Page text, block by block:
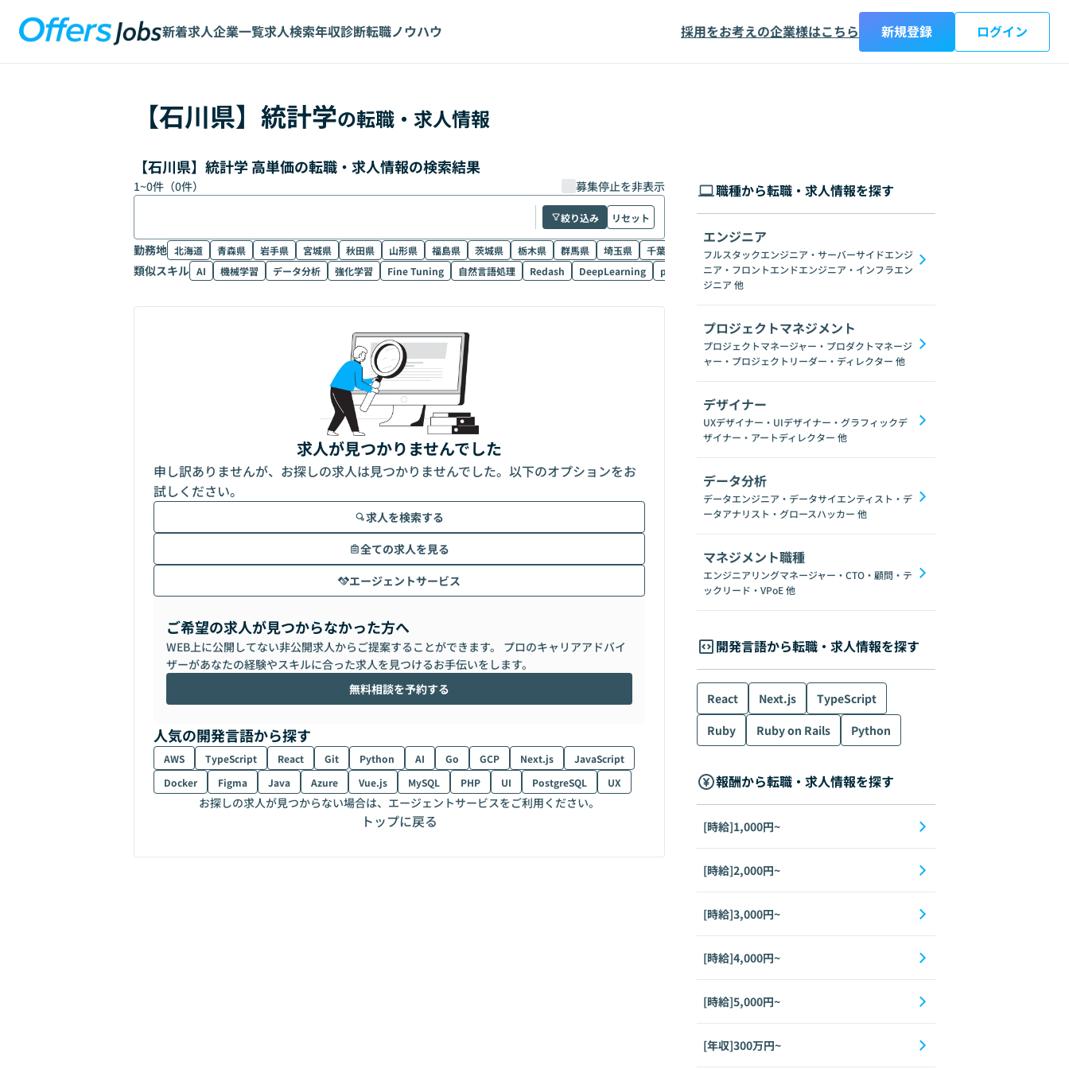
新着求人企業一覧求人検索年収診断転職ノウハウ 採用をお考えの企業様はこちら 新規登録 ログイン
【石川県】 統計学の転職・求人情報
【石川県】統計学 高単価の転職・求人情報の検索結果
1~0件（0件） 募集停止を非表示
絞り込み リセット
勤務地 北海道 青森県 岩手県 宮城県 秋田県 山形県 福島県 茨城県 栃木県 群馬県 埼玉県 千葉県 東京都 神奈川県 新潟県 富山県 石川県
類似スキル AI 機械学習 データ分析 強化学習 Fine Tuning 自然言語処理 Redash DeepLearning pandas 画像処理 統計学 NumPy TensorFlow
求人が見つかりませんでした
申し訳ありませんが、お探しの求人は見つかりませんでした。以下のオプションをお
試しください。
求人を検索する
全ての求人を見る
エージェントサービス
ご希望の求人が見つからなかった方へ
WEB上に公開してない非公開求人からご提案することができます。 プロのキャリアアドバイ
ザーがあなたの経験やスキルに合った求人を見つけるお手伝いをします。
無料相談を予約する
人気の開発言語から探す
AWS TypeScript React Git Python AI Go GCP Next.js
JavaScript
Docker
Figma Java Azure Vue.js MySQL PHP UI PostgreSQL UX
お探しの求人が見つからない場合は、エージェントサービスをご利用ください。
トップに戻る
職種から転職・求人情報を探す
エンジニア
フルスタックエンジニア・サーバーサイドエンジ
ニア・フロントエンドエンジニア・インフラエン
ジニア 他
プロジェクトマネジメント
プロジェクトマネージャー・プロダクトマネージ
ャー・プロジェクトリーダー・ディレクター 他
デザイナー
UXデザイナー・UIデザイナー・グラフィックデ
ザイナー・アートディレクター 他
データ分析
データエンジニア・データサイエンティスト・デ
ータアナリスト・グロースハッカー 他
マネジメント職種
エンジニアリングマネージャー・CTO・顧問・テ
ックリード・VPoE他
開発言語から転職・求人情報を探す
React Next.js
TypeScript
Ruby
Ruby on Rails Python
報酬から転職・求人情報を探す
[時給]1,000円~
[時給]2,000円~
[時給]3,000円~
[時給]4,000円~
[時給]5,000円~
[年収]300万円~